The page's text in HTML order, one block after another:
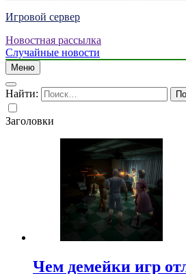
Игровой сервер
Новостная рассылка
Случайные новости
Меню
Найти:
Заголовки
Чем демейки игр